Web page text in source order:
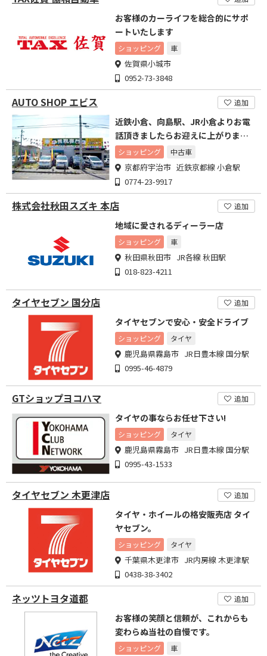
お客様のカーライフを総合的にサポ
ートいたします
ショッピング 車
佐賀県小城市
0952-73-3848
AUTO SHOP エビス 追加
近鉄小倉、向島駅、JR小倉よりお電
話頂きましたらお迎えに上がります
のでお気軽にお電話下さい
ショッピング 中古車
京都府宇治市 近鉄京都線 小倉駅
0774-23-9917
株式会社秋田スズキ 本店 追加
地域に愛されるディーラー店
ショッピング 車
秋田県秋田市 JR各線 秋田駅
018-823-4211
タイヤセブン 国分店 追加
タイヤセブンで安心・安全ドライブ
ショッピング タイヤ
鹿児島県霧島市 JR日豊本線 国分駅
0995-46-4879
GTショップヨコハマ 追加
タイヤの事ならお任せ下さい!
ショッピング タイヤ
鹿児島県霧島市 JR日豊本線 国分駅
0995-43-1533
タイヤセブン 木更津店 追加
タイヤ・ホイールの格安販売店 タイ
ヤセブン。
ショッピング タイヤ
千葉県木更津市 JR内房線 木更津駅
0438-38-3402
ネッツトヨタ道都 追加
お客様の笑顔と信頼が、これからも
変わらぬ当社の自慢です。
ショッピング 車